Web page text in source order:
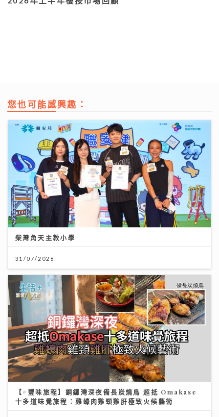
您也可能感興趣：
柴灣角天主教小學
31/07/2026
【#豐味旅程】銅鑼灣深夜備長炭燒鳥 超抵 Omakase
十多道味覺旅程：雞蠔肉雞頸雞肝極致火候藝術